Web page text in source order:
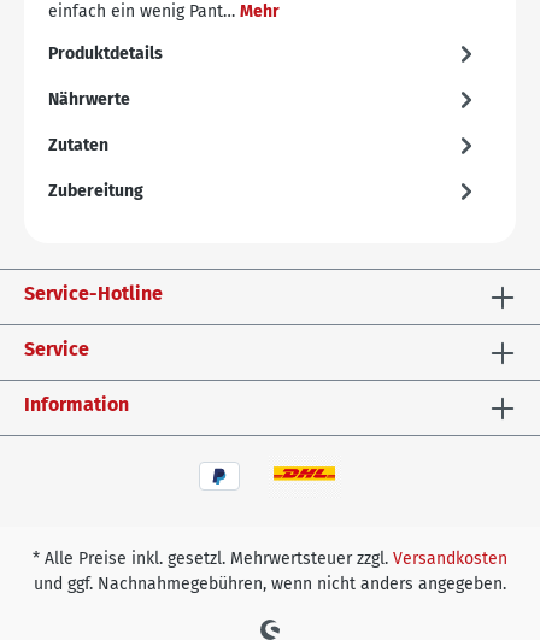
einfach ein wenig Pant… Mehr
Produktdetails
Nährwerte
Zutaten
Zubereitung
Service-Hotline
Service
Information
* Alle Preise inkl. gesetzl. Mehrwertsteuer zzgl. Versandkosten
und ggf. Nachnahmegebühren, wenn nicht anders angegeben.